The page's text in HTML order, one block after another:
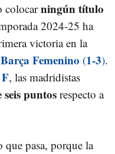
colocarningún título
2024-25 ha
victoria en la
Barça Femenino (1-3).
, las madridistas
seis puntosrespecto a
que pasa, porque la